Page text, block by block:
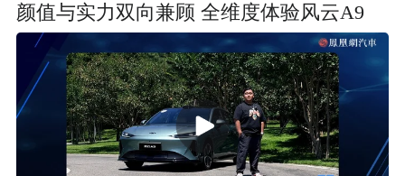
颜值与实力双向兼顾 全维度体验风云A9